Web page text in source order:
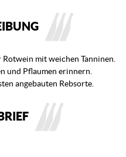
mit weichen Tanninen.
und Pflaumen erinnern.
angebauten Rebsorte.